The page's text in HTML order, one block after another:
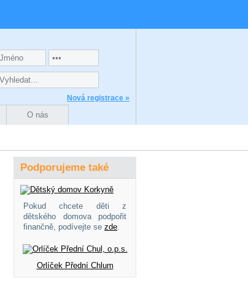
Nová registrace »
O nás
Podporujeme také
Pokud chcete děti z
dětského domova podpořit
finančně, podívejte se zde.
Orlíček Přední Chlum